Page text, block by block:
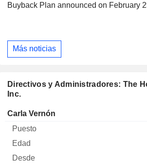
Buyback Plan announced on February
Más noticias
Directivos y Administradores: The
Inc.
Director Puesto
Carla Vernón